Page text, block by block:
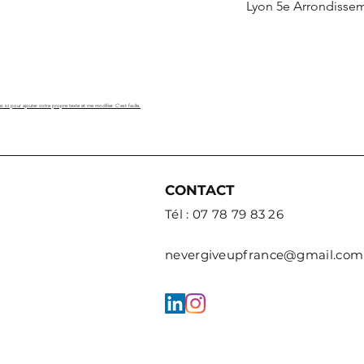
Lyon 5e
ici pour ajouter votre propre texte et me modifier. C'est facile.
CONTACT
Tél : 07 78 79 83 26
nevergiveupfrance@gmail.com